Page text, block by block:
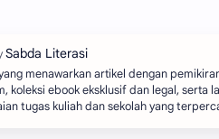
menawarkan artikel dengan
koleksi ebook eksklusif dan legal, serta
tugas kuliah dan sekolah yang